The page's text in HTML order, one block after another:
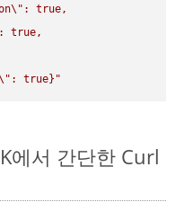
\" : true,
: true,
: true}"
에서 간단한 Curl